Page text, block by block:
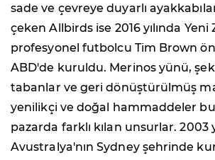
sade ve çevreye duyarlı
çeken Allbirds ise 2016 yılında Yeni
profesyonel futbolcu Tim Brown
ABD'de kuruldu. Merinos yünü,
tabanlar ve geri dönüştürülmüş
yenilikçi ve doğal hammaddeler bu
pazarda farklı kılan unsurlar. 2003
Avustralya'nın Sydney şehrinde